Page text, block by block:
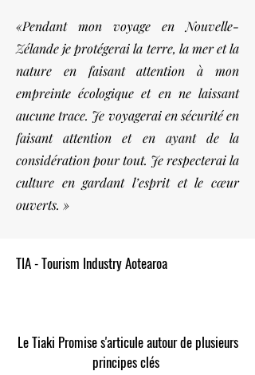
«Pendant mon voyage en Nouvelle-
Zélande je protégerai la terre, la mer et la
nature en faisant attention à mon
empreinte écologique et en ne laissant
aucune trace. Je voyagerai en sécurité en
faisant attention et en ayant de la
considération pour tout. Je respecterai la
culture en gardant l’esprit et le cœur
ouverts. »
TIA - Tourism Industry Aotearoa
Le Tiaki Promise s'articule autour de plusieurs
principes clés